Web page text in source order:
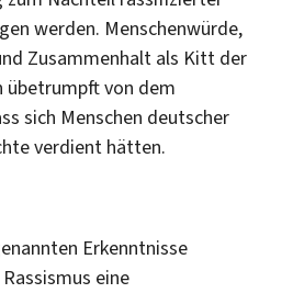
werden. Menschenwürde,
Zusammenhalt als Kitt der
übetrumpft von dem
sich Menschen deutscher
verdient hätten.
Erkenntnisse
eine